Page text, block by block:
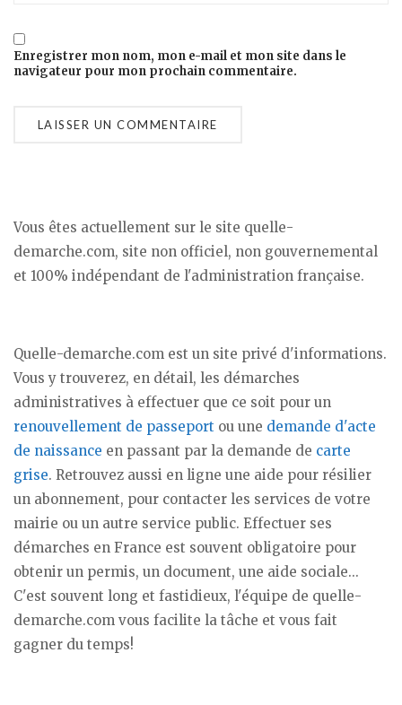
Enregistrer mon nom, mon e-mail et mon site dans le
navigateur pour mon prochain commentaire.
Vous êtes actuellement sur le site quelle-
demarche.com, site non officiel, non gouvernemental
et 100% indépendant de l'administration française.
Quelle-demarche.com est un site privé d'informations.
Vous y trouverez, en détail, les démarches
administratives à effectuer que ce soit pour un
renouvellement de passeport ou une demande d'acte
de naissance en passant par la demande de carte
grise. Retrouvez aussi en ligne une aide pour résilier
un abonnement, pour contacter les services de votre
mairie ou un autre service public. Effectuer ses
démarches en France est souvent obligatoire pour
obtenir un permis, un document, une aide sociale...
C'est souvent long et fastidieux, l'équipe de quelle-
demarche.com vous facilite la tâche et vous fait
gagner du temps!